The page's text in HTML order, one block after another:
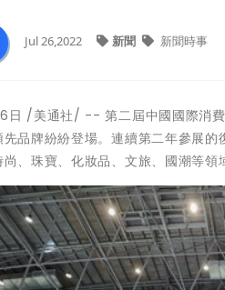
Jul 26,2022 新聞 新聞時事
日 /美通社/ -- 第二屆中國國際消費
品牌紛紛登場。連續第二年參展
、珠寶、化妝品、文旅、國潮等